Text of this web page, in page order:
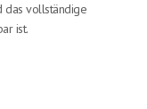
das vollständige
ist.